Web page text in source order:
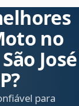
no
José
para